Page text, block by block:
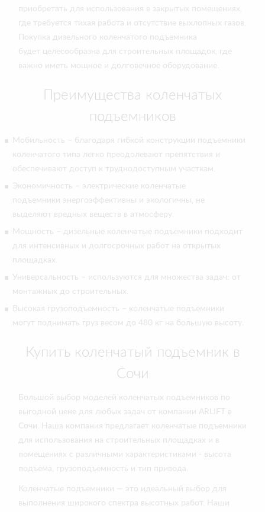
приобретать для использования в закрытых помещениях,
где требуется тихая работа и отсутствие выхлопных газов.
Покупка дизельного коленчатого подъемника
будет целесообразна для строительных площадок, где
важно иметь мощное и долговечное оборудование.
Преимущества коленчатых
подъемников
Мобильность – благодаря гибкой конструкции подъемники
коленчатого типа легко преодолевают препятствия и
обеспечивают доступ к труднодоступным участкам.
Экономичность – электрические коленчатые
подъемники энергоэффективны и экологичны, не
выделяют вредных веществ в атмосферу.
Мощность – дизельные коленчатые подъемники подходит
для интенсивных и долгосрочных работ на открытых
площадках.
Универсальность – используются для множества задач: от
монтажных до строительных.
Высокая грузоподъемность – коленчатые подъемники
могут поднимать груз весом до 480 кг на большую высоту.
Купить коленчатый подъемник в
Сочи
Большой выбор моделей коленчатых подъемников по
выгодной цене для любых задач от компании ARLIFT в
Сочи. Наша компания предлагает коленчатые подъемники
для использования на строительных площадках и в
помещениях с различными характеристиками - высота
подъема, грузоподъемность и тип привода.
Коленчатые подъемники — это идеальный выбор для
выполнения широкого спектра высотных работ. Наши